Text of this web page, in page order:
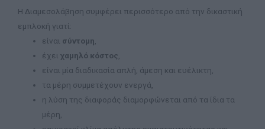
Η Διαμεσολάβηση συμφέρει περισσότερο από την δικαστική
εμπλοκή γιατί:
είναι σύντομη
έχειχαμηλό κόστος
είναι μία διαδικασία απλή, άμεση και ευέλικτη,
τα μέρη συμμετέχουν ενεργά,
η λύση της διαφοράς διαμορφώνεται από τα ίδια τα
μέρη,